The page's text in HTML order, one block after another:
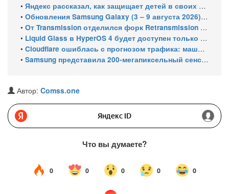
• Яндекс рассказал, как защищает детей в своих сервисах: опубликован отчёт за 2025–2026 годы
• Обновления Samsung Galaxy (3 – 9 августа 2026): Подготовка One UI 9 Beta 5 и июльский патч для бюджетных смартфонов
• От Transmission отделился форк Retransmission из-за спора мейнтейнеров
• Liquid Glass в HyperOS 4 будет доступен только на флагманских чипсетах
• Cloudflare ошиблась с прогнозом трафика: машины обошли людей в мае 2026
• Samsung представила 200-мегапиксельный сенсор ISOCELL HPC с DeepPix
Автор: Comss.one